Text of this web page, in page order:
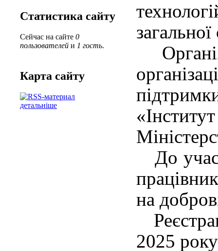
Статистика сайту
Сейчас на сайте 0
пользователей и 1 гость.
Карта сайту
детальніше
До
на
2025